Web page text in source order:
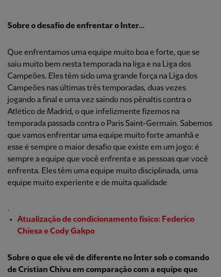
Sobre o desafio de enfrentar o Inter...
Que enfrentamos uma equipe muito boa e forte, que se
saiu muito bem nesta temporada na liga e na Liga dos
Campeões. Eles têm sido uma grande força na Liga dos
Campeões nas últimas três temporadas, duas vezes
jogando a final e uma vez saindo nos pênaltis contra o
Atlético de Madrid, o que infelizmente fizemos na
temporada passada contra o Paris Saint-Germain. Sabemos
que vamos enfrentar uma equipe muito forte amanhã e
esse é sempre o maior desafio que existe em um jogo: é
sempre a equipe que você enfrenta e as pessoas que você
enfrenta. Eles têm uma equipe muito disciplinada, uma
equipe muito experiente e de muita qualidade
.
Atualização de condicionamento físico: Federico
Chiesa e Cody Gakpo
Sobre o que ele vê de diferente no Inter sob o comando
de Cristian Chivu em comparação com a equipe que